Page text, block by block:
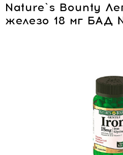
Nature`s Bounty
железо 18 мг